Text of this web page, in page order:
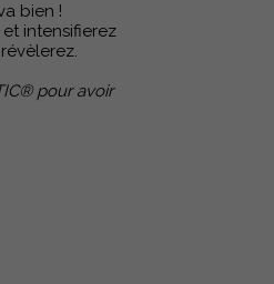
bien !
intensifierez
pour avoir